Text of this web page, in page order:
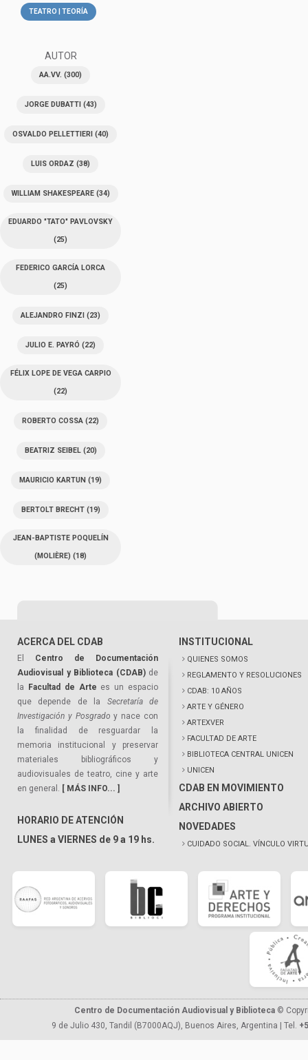
TEATRO | TEORÍA
AUTOR
AA.VV. (300)
JORGE DUBATTI(43)
OSVALDO PELLETTIERI (40)
LUIS ORDAZ (38)
WILLIAM SHAKESPEARE(34)
EDUARDO "TATO" PAVLOVSKY
(25)
FEDERICO GARCÍA LORCA
(25)
ALEJANDRO FINZI (23)
JULIO E. PAYRÓ (22)
FÉLIX LOPE DE VEGA CARPIO
(22)
ROBERTO COSSA (22)
BEATRIZ SEIBEL(20)
MAURICIO KARTUN (19)
BERTOLT BRECHT(19)
JEAN-BAPTISTE POQUELÍN
(MOLIÈRE) (18)
ACERCA DEL CDAB
El Centro de Documentación
Audiovisual y Biblioteca (CDAB)de
la
Facultad de Arte es un espacio
que depende de la Secretaría de
Investigación y Posgrado y nace con
la finalidad de resguardar la
memoria institucional y preservar
materiales bibliográficos y
audiovisuales de teatro, cine y arte
en general. [ MÁS INFO... ]
HORARIO DE ATENCIÓN
LUNES a VIERNES de 9 a 19 hs.
INSTITUCIONAL
QUIENES SOMOS
REGLAMENTO Y RESOLUCIONES
CDAB: 10 AÑOS
ARTE Y GÉNERO
ARTEXVER
FACULTAD DE ARTE
BIBLIOTECA CENTRAL UNICEN
UNICEN
CDAB EN MOVIMIENTO
ARCHIVO ABIERTO
NOVEDADES
CUIDADO SOCIAL. VÍNCULO
Centro de Documentación Audiovisual y Biblioteca ©
9 de Julio 430, Tandil (B7000AQJ), Buenos Aires, Argentina | Tel.